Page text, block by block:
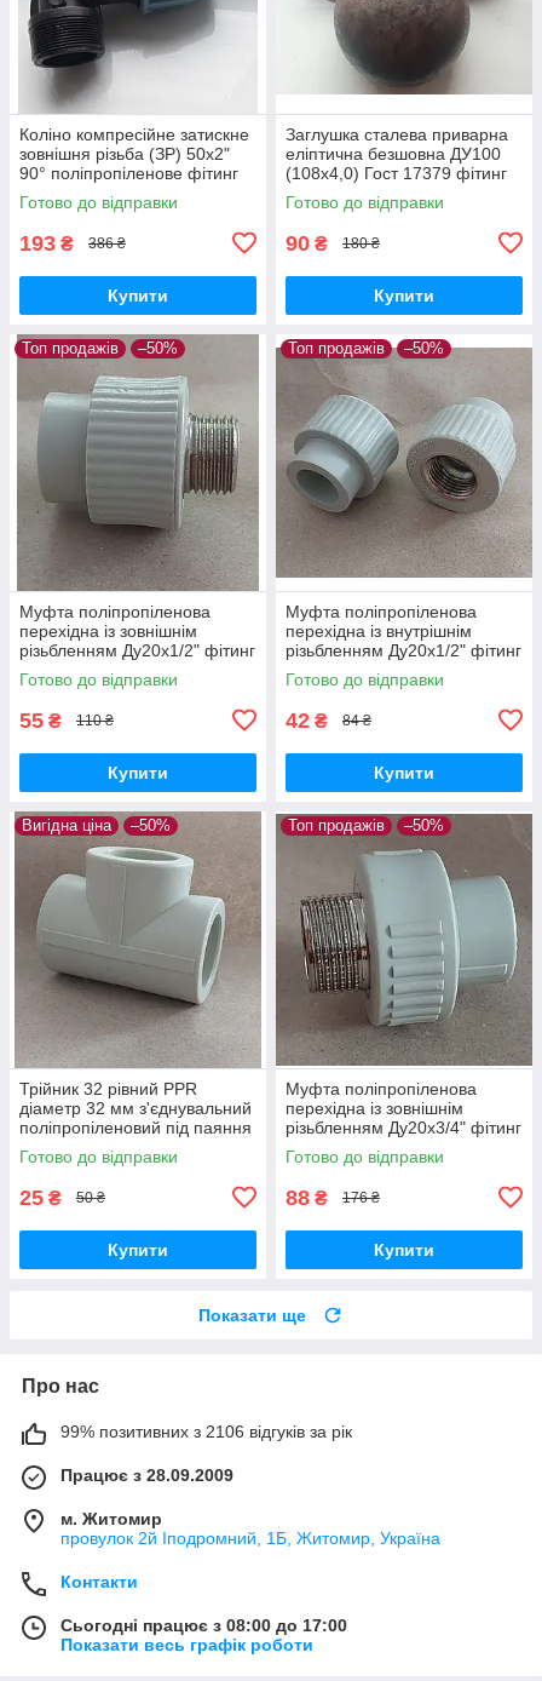
Коліно компресійне затискне
зовнішня різьба (ЗР) 50х2"
90° поліпропіленове фітинг
для поліетиленових труб
Готово до відправки
193 ₴ 386 ₴
Купити
Заглушка сталева приварна
еліптична безшовна ДУ100
(108х4,0) Гост 17379 фітинг
для труб
Готово до відправки
90 ₴ 180 ₴
Купити
Топ продажів –50%
Муфта поліпропіленова
перехідна із зовнішнім
різьбленням Ду20х1/2" фітинг
PPR для труби 20 мм
Готово до відправки
55 ₴ 110 ₴
Купити
Топ продажів –50%
Муфта поліпропіленова
перехідна із внутрішнім
різьбленням Ду20х1/2" фітинг
PPR для труби 20 мм
Готово до відправки
42 ₴ 84 ₴
Купити
Вигідна ціна –50%
Трійник 32 рівний PPR
діаметр 32 мм з'єднувальний
поліпропіленовий під паяння
з'єднувач ППР для
водопостачання
Готово до відправки
25 ₴ 50 ₴
Купити
Топ продажів –50%
Муфта поліпропіленова
перехідна із зовнішнім
різьбленням Ду20х3/4" фітинг
PPR для труби 20 мм
Готово до відправки
88 ₴ 176 ₴
Купити
Показати ще
Про нас
99% позитивних з 2106 відгуків за рік
Працює з 28.09.2009
м. Житомир
провулок 2й Іподромний, 1Б, Житомир, Україна
Контакти
Сьогодні працює з 08:00 до 17:00
Показати весь графік роботи